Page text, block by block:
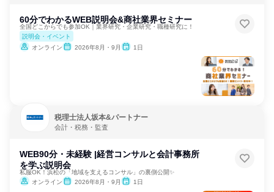
60分でわかるWEB説明会&商社業界セミナー
全国どこからでも参加OK｜業界研究・企業研究・職種研究に！
説明会・イベント
オンライン
2026年8月・9月 1日
税理士法人坂本&パートナー
会計・税務・監査
WEB90分・未経験 |経営コンサルと会計事務所
を学ぶ説明会
私服OK！浜松の「地域を支えるコンサル」の裏側公開✨
オンライン
2026年8月・9月 1日